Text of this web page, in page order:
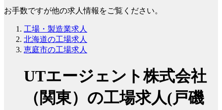
お手数ですが他の求人情報をご覧ください。
工場・製造業求人
北海道の工場求人
恵庭市の工場求人
UTエージェント株式会社
（関東）の工場求人(戸磯